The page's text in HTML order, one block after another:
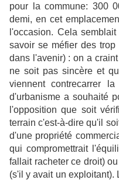
pour la commune: 300
demi, en cet
l'occasion. Cela
savoir se méfier des
dans l'avenir) : on a
ne soit pas sincère et
viennent contrecarrer
d'urbanisme a souhaité
l'opposition que soit
terrain c'est-à-dire qu'il
d'une propriété
qui compromettrait
fallait racheter ce droit)
(s'il y avait un exploitant).